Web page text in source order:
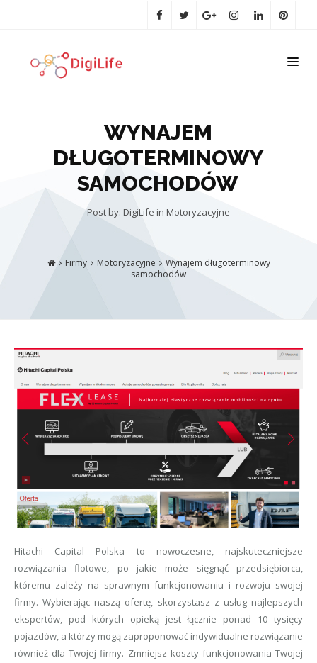
WYNAJEM
DŁUGOTERMINOWY
SAMOCHODÓW
Post by: DigiLife in Motoryzacyjne
Firmy Motoryzacyjne
Wynajem długoterminowy
samochodów
Hitachi Capital Polska to nowoczesne, najskuteczniejsze
rozwiązania flotowe, po jakie może sięgnąć przedsiębiorca,
któremu zależy na sprawnym funkcjonowaniu i rozwoju swojej
firmy. Wybierając naszą ofertę, skorzystasz z usług najlepszych
ekspertów, pod których opieką jest łącznie ponad 10 tysięcy
pojazdów, a którzy mogą zaproponować indywidualne rozwiązanie
również dla Twojej firmy. Zmniejsz koszty funkcjonowania Twojej